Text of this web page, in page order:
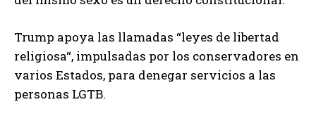
Trump apoya las llamadas “leyes de libertad
religiosa“, impulsadas por los conservadores en
varios Estados, para denegar servicios a las
personas LGTB.